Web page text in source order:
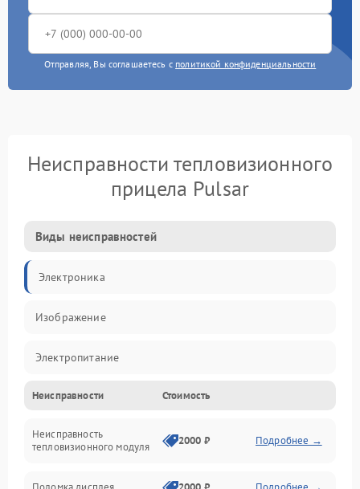
Отправляя, Вы соглашаетесь с политикой конфиденциальности
Неисправности тепловизионного
прицела Pulsar
Виды неисправностей
Электроника
Изображение
Электропитание
Измерения
Матрица
Неисправности Стоимость
Неисправность
тепловизионного модуля
2000 ₽ Подробнее →